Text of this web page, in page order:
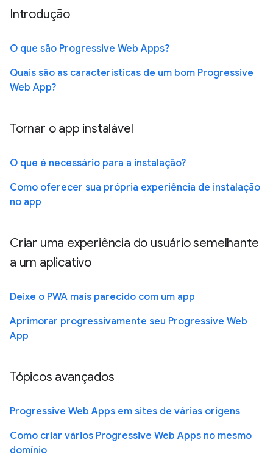
Introdução
O que são Progressive Web Apps?
Quais são as características de um bom Progressive
Web App?
Tornar o app instalável
O que é necessário para a instalação?
Como oferecer sua própria experiência de instalação
no app
Criar uma experiência do usuário semelhante
a um aplicativo
Deixe o PWA mais parecido com um app
Aprimorar progressivamente seu Progressive Web
App
Tópicos avançados
Progressive Web Apps em sites de várias origens
Como criar vários Progressive Web Apps no mesmo
domínio